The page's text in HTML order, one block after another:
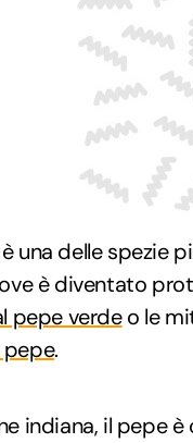
una delle spezie
è diventato
pepe verdeo le
pepe.
indiana, il pepe